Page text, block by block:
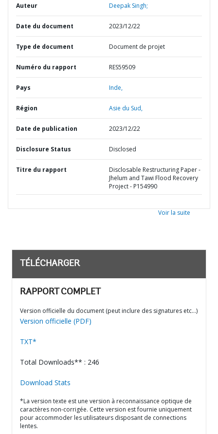
Auteur Deepak Singh;
Date du document 2023/12/22
Type de document Document de projet
Numéro du rapport RES59509
Pays Inde,
Région Asie du Sud,
Date de publication 2023/12/22
Disclosure Status Disclosed
Titre du rapport
Disclosable Restructuring Paper -
Jhelum and Tawi Flood Recovery
Project - P154990
Voir la suite
TÉLÉCHARGER
RAPPORT COMPLET
Version officielle du document (peut inclure des signatures etc…)
Version officielle (PDF)
TXT*
Total Downloads** : 246
Download Stats
*La version texte est une version à reconnaissance optique de
caractères non-corrigée. Cette version est fournie uniquement
pour accommoder les utilisateurs disposant de connections
lentes.